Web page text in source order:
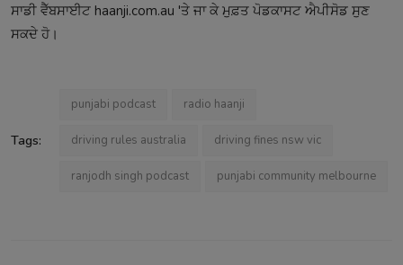
ਸਾਡੀ ਵੈੱਬਸਾਈਟ haanji.com.au 'ਤੇ ਜਾ ਕੇ ਮੁਫ਼ਤ ਪੋਡਕਾਸਟ ਐਪੀਸੋਡ ਸੁਣ
ਸਕਦੇ ਹੋ।
Tags:
punjabi podcast radio haanji
driving rules australia driving fines nsw vic
ranjodh singh podcast punjabi community melbourne